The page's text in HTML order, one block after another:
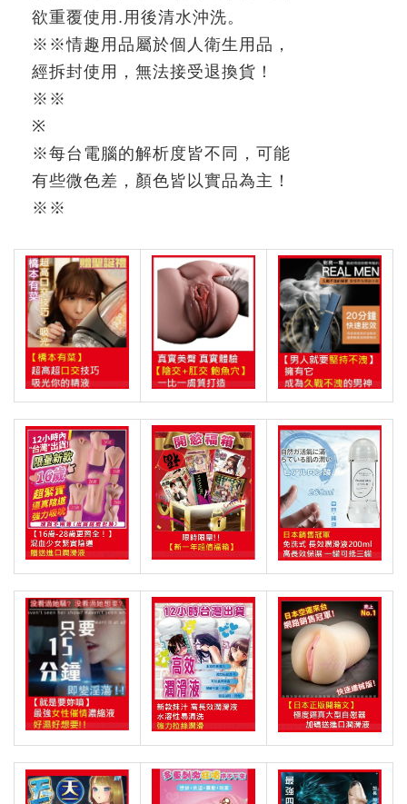
欲重覆使用 . 用後清水沖洗。
※ ※情趣用品屬於個人衛生用品，
經拆封使用，無法接受退換貨！
※※
※
※每台電腦的解析度皆不同，可能
有些微色差，顏色皆以實品為主！
※ ※